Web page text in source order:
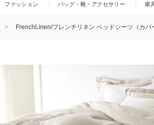
ファッション バッグ・靴・アクセサリー 家
FrenchLinen/フレンチリネン ベッドシーツ（カ